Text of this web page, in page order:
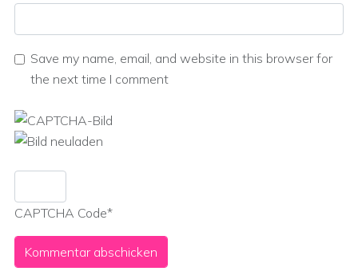
Save my name, email, and website in this browser for
the next time I comment
CAPTCHA Code*